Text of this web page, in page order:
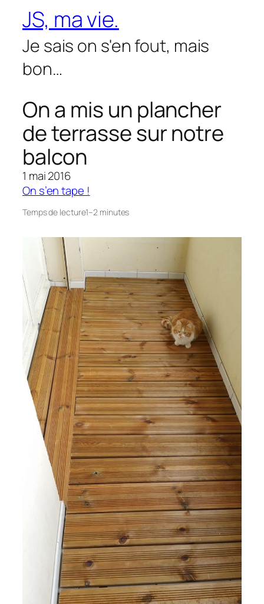
contenu
JS, ma vie.
Je sais on s'en fout, mais
bon…
On a mis un plancher
de terrasse sur notre
balcon
1 mai 2016
On s’en tape !
Temps de lecture1–2 minutes